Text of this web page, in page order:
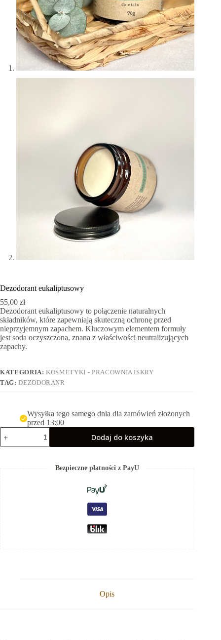
Dezodorant eukaliptusowy
55,00 zł
Dezodorant eukaliptusowy to połączenie naturalnych
składników, które zapewniają skuteczną ochronę przed
nieprzyjemnym zapachem. Kluczowym elementem formuły
jest soda oczyszczona, znana z właściwości neutralizujących
zapachy.
KATEGORIA:KOSMETYKI - PRACOWNIA ISKRY
TAG:DEZODORANR
Wysyłka tego samego dnia dla zamówień złożonych
przed 13:00
ilość
Dezodorant
eukaliptusowy
Dodaj do koszyka
Bezpieczne płatności z PayU
Opis